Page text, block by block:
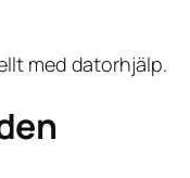
med datorhjälp.